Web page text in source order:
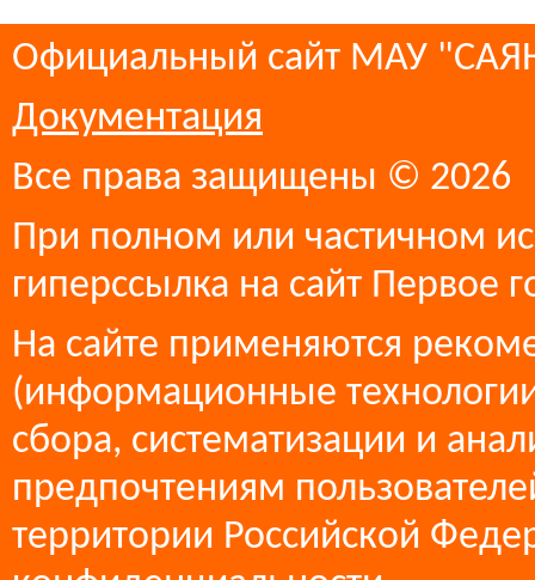
Официальный сайт МАУ
Документация
Все права защищены © 2026
При полном или частичном
гиперссылка на сайт Первое
На сайте применяются
(информационные
сбора, систематизации и
предпочтениям
территории Российской